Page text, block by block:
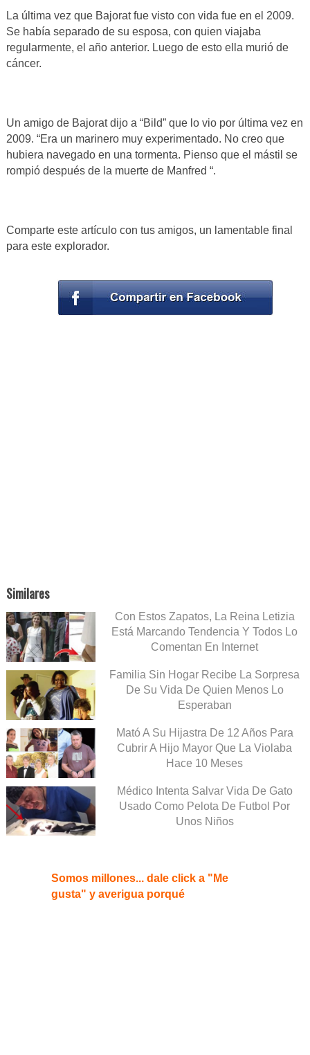
La última vez que Bajorat fue visto con vida fue en el 2009.
Se había separado de su esposa, con quien viajaba
regularmente, el año anterior. Luego de esto ella murió de
cáncer.
Un amigo de Bajorat dijo a “Bild” que lo vio por última vez en
2009. “Era un marinero muy experimentado. No creo que
hubiera navegado en una tormenta. Pienso que el mástil se
rompió después de la muerte de Manfred “.
Comparte este artículo con tus amigos, un lamentable final
para este explorador.
Similares
Con Estos Zapatos, La Reina Letizia
Está Marcando Tendencia Y Todos Lo
Comentan En Internet
Familia Sin Hogar Recibe La Sorpresa
De Su Vida De Quien Menos Lo
Esperaban
Mató A Su Hijastra De 12 Años Para
Cubrir A Hijo Mayor Que La Violaba
Hace 10 Meses
Médico Intenta Salvar Vida De Gato
Usado Como Pelota De Futbol Por
Unos Niños
Somos millones... dale click a "Me
gusta" y averigua porqué